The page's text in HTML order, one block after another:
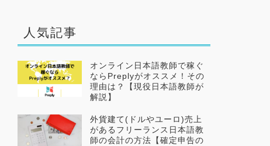
人気記事
オンライン日本語教師で稼ぐ
ならPreplyがオススメ！その
理由は？【現役日本語教師が
解説】
外貨建て(ドルやユーロ)売上
があるフリーランス日本語教
師の会計の方法【確定申告の